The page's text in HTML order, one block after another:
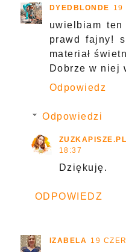
DYEDBLONDE 19
uwielbiam
prawd fajny!
materiał
Dobrze w niej
Odpowiedz
Odpowiedzi
ZUZKAPISZE.PL
18:37
Dziękuję.
ODPOWIEDZ
IZABELA 19